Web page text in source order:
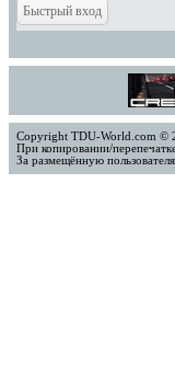
Copyright TDU-World.com ©
При копировании/
За размещённую